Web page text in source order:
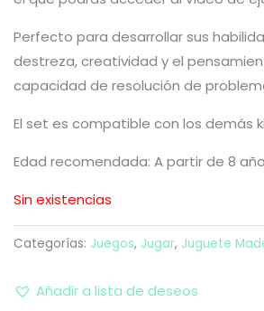
Perfecto para desarrollar sus
destreza, creatividad y el
capacidad de resolución de
El set es compatible con los demás
Edad recomendada: A partir de 8
Sin existencias
Categorías: Juegos, Jugar, Juguete
Añadir a lista de deseos